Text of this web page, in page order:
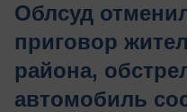
Облсуд
приговор
района,
автомобиль